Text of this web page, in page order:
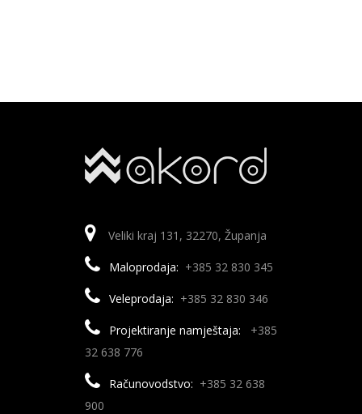
Veliki kraj 131, 32270, Županja
Maloprodaja: +385 32 830 345
Veleprodaja: +385 32 830 346
Projektiranje namještaja:
+385
32 638 776
Računovodstvo: +385 32 638
900